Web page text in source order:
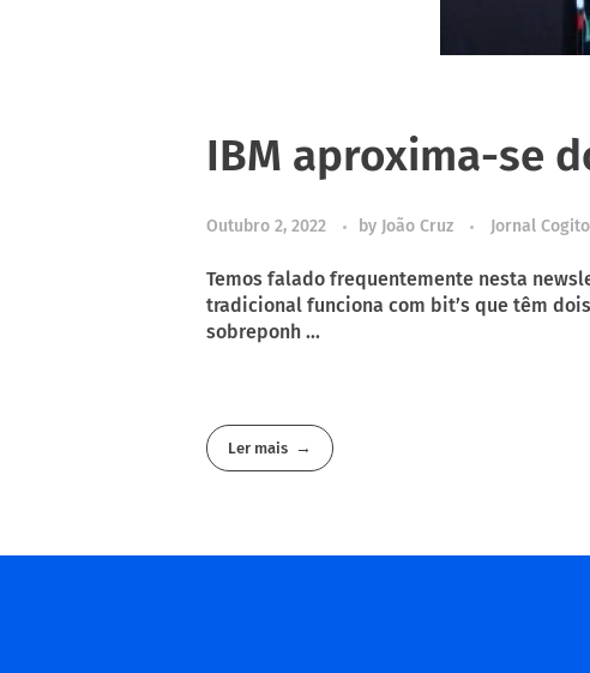
IBM aproxima-se
Outubro 2, 2022 by João Cruz Jornal Cogito
Temos falado frequentemente nesta
tradicional funciona com bit’s que têm
sobreponh ...
Ler mais